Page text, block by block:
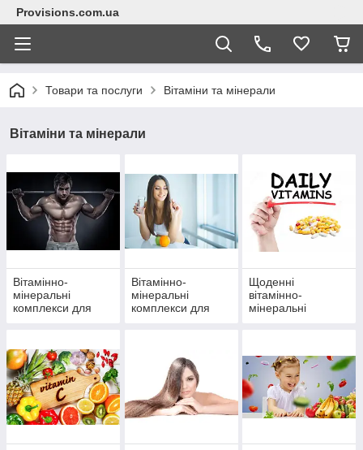
Provisions.com.ua
Товари та послуги Вітаміни та мінерали
Вітаміни та мінерали
Вітамінно-
мінеральні
комплекси для
Вітамінно-
мінеральні
комплекси для
Щоденні
вітамінно-
мінеральні